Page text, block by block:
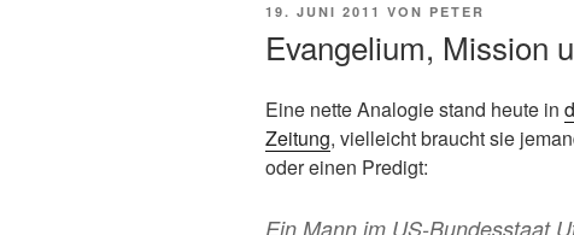
VERÖFFENTLICHT
19. JUNI 2011 VON PETER
Evangelium, Mission
Eine nette Analogie stand heute in
Zeitung, vielleicht braucht sie
oder einen Predigt:
Ein Mann im US-Bundesstaat